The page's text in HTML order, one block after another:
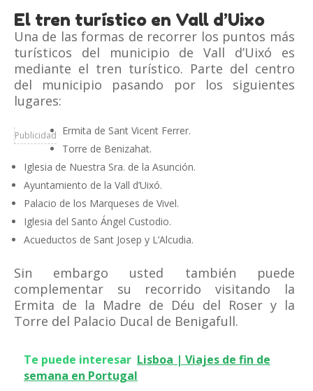
El tren turístico en Vall d’Uixo
Una de las formas de recorrer los puntos más
turísticos del municipio de Vall d’Uixó es
mediante el tren turístico. Parte del centro
del municipio pasando por los siguientes
lugares:
Publicidad Ermita de Sant Vicent Ferrer.
Torre de Benizahat.
Iglesia de Nuestra Sra. de la Asunción.
Ayuntamiento de la Vall d’Uixó.
Palacio de los Marqueses de Vivel.
Iglesia del Santo Ángel Custodio.
Acueductos de Sant Josep y L’Alcudia.
Sin embargo usted también puede
complementar su recorrido visitando la
Ermita de la Madre de Déu del Roser y la
Torre del Palacio Ducal de Benigafull.
Te puede interesar Lisboa | Viajes de fin de
semana en Portugal